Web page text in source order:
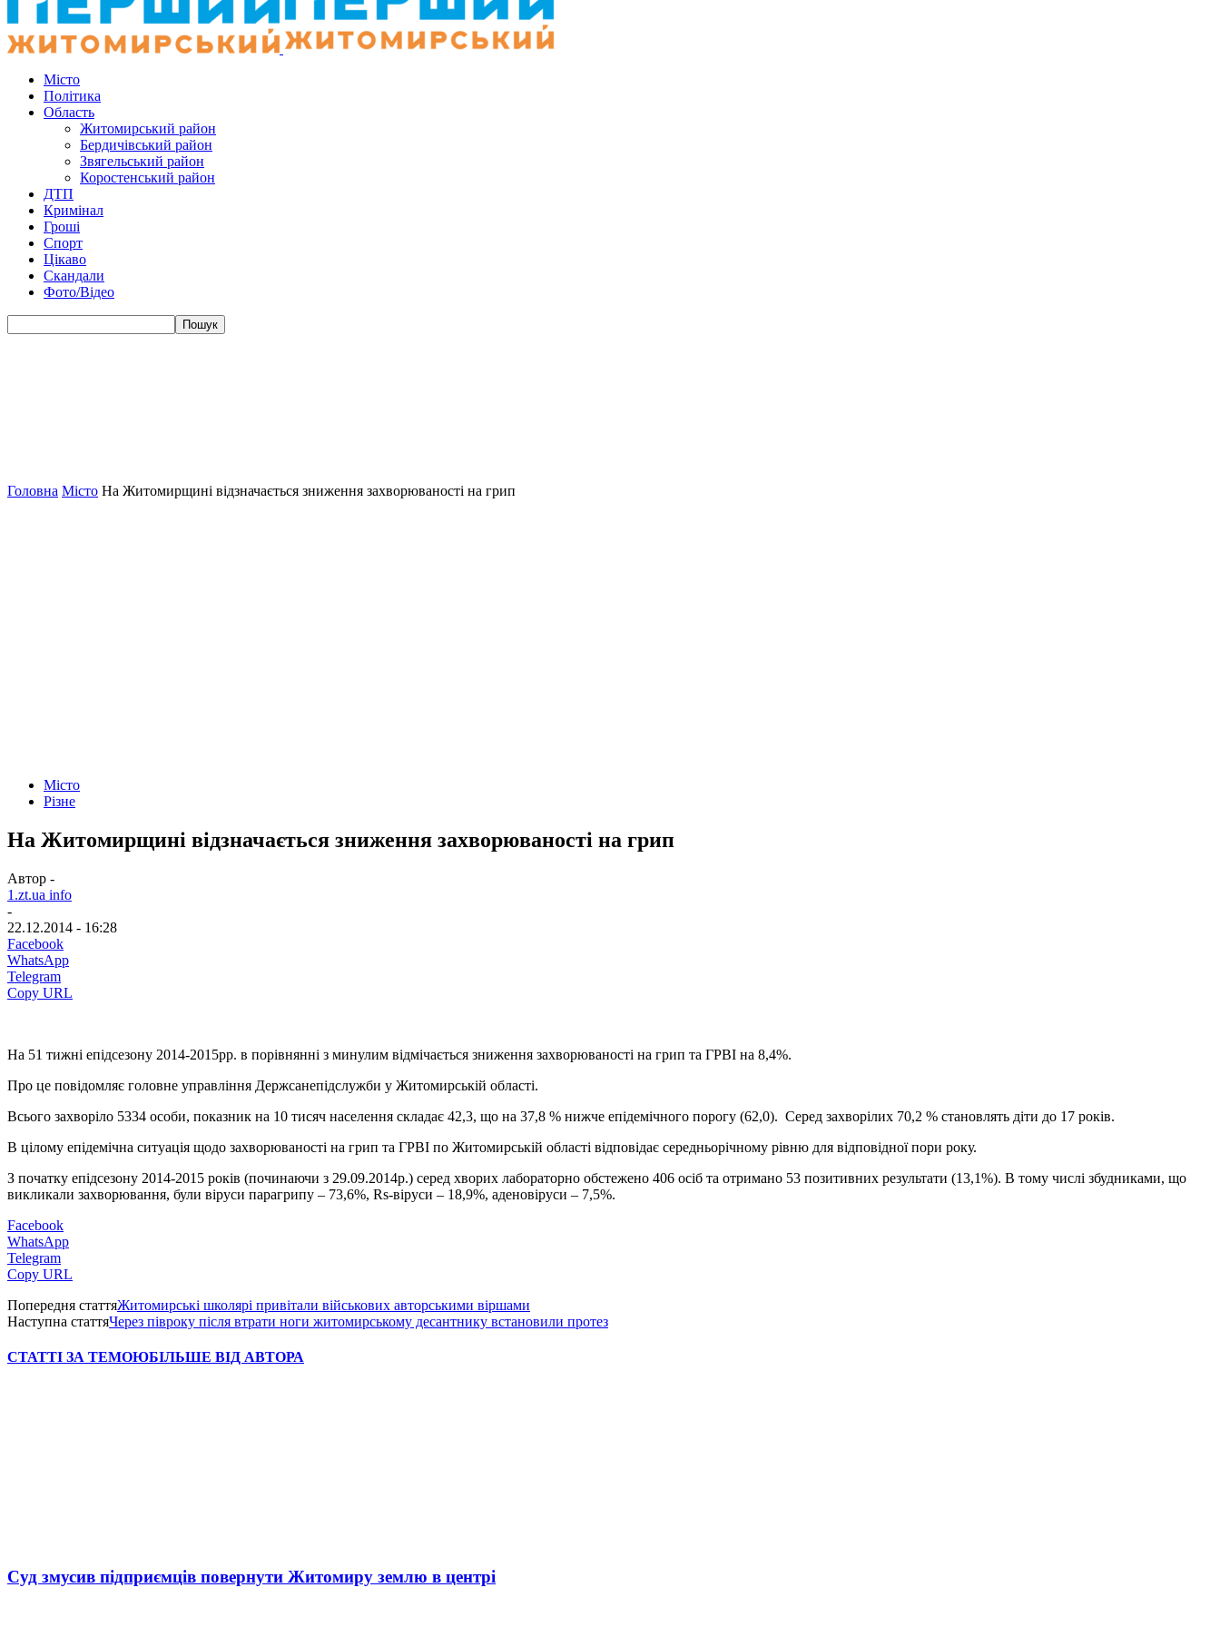
Місто
Політика
Область
Житомирський район
Бердичівський район
Звягельський район
Коростенський район
ДТП
Кримінал
Гроші
Спорт
Цікаво
Скандали
Фото/Відео
Головна Місто На Житомирщині відзначається зниження захворюваності на грип
Місто
Різне
На Житомирщині відзначається зниження захворюваності на грип
Автор -
1.zt.ua info
-
22.12.2014 - 16:28
Facebook
WhatsApp
Telegram
Copy URL
На 51 тижні епідсезону 2014-2015рр. в порівнянні з минулим відмічається зниження захворюваності на грип та ГРВІ на 8,4%.
Про це повідомляє головне управління Держсанепідслужби у Житомирській області.
Всього захворіло 5334 особи, показник на 10 тисяч населення складає 42,3, що на 37,8 % нижче епідемічного порогу (62,0). Серед захворілих 70,2 % становлять діти до 17 років.
В цілому епідемічна ситуація щодо захворюваності на грип та ГРВІ по Житомирській області відповідає середньорічному рівню для відповідної пори року.
З початку епідсезону 2014-2015 років (починаючи з 29.09.2014р.) серед хворих лабораторно обстежено 406 осіб та отримано 53 позитивних результати (13,1%). В тому числі збудниками, що
викликали захворювання, були віруси парагрипу – 73,6%, Rs-віруси – 18,9%, аденовіруси – 7,5%.
Facebook
WhatsApp
Telegram
Copy URL
Попередня статтяЖитомирські школярі привітали військових авторськими віршами
Наступна статтяЧерез півроку після втрати ноги житомирському десантнику встановили протез
СТАТТІ ЗА ТЕМОЮБІЛЬШЕ ВІД АВТОРА
Суд змусив підприємців повернути Житомиру землю в центрі